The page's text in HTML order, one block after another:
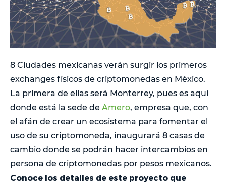
8 Ciudades mexicanas verán surgir los primeros
exchanges físicos de criptomonedas en México.
La primera de ellas será Monterrey, pues es aquí
donde está la sede de Amero, empresa que, con
el afán de crear un ecosistema para fomentar el
uso de su criptomoneda, inaugurará 8 casas de
cambio donde se podrán hacer intercambios en
persona de criptomonedas por pesos mexicanos.
Conoce los detalles de este proyecto que